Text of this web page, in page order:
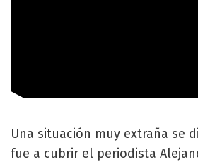
Una situación muy extraña se
fue a cubrir el periodista